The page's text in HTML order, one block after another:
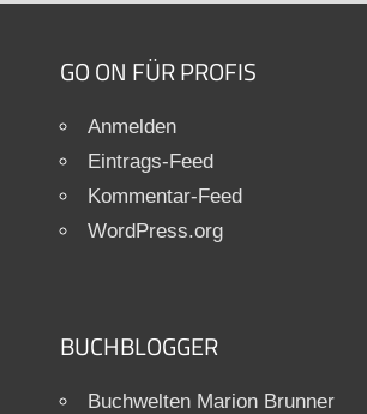
GO ON FÜR PROFIS
Anmelden
Eintrags-Feed
Kommentar-Feed
WordPress.org
BUCHBLOGGER
Buchwelten Marion Brunner